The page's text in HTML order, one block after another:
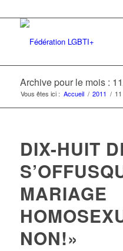
Archive pour le mois :
Vous êtes ici : Accueil / 2011 / 11
DIX-HUIT
MARIAGE
NON!»